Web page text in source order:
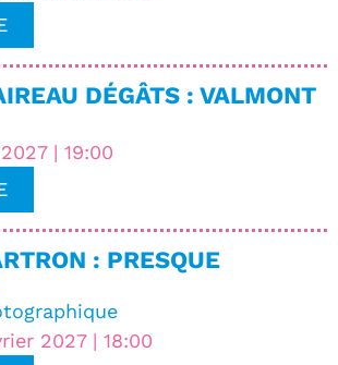
| 19:00
DÉGÂTS : VALMONT
2027 | 18:00
: PRESQUE